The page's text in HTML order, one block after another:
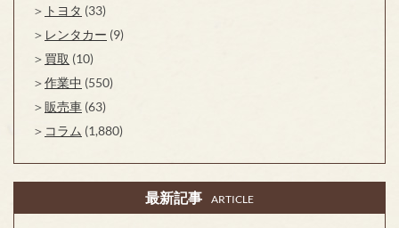
トヨタ (33)
レンタカー (9)
買取 (10)
作業中 (550)
販売車 (63)
コラム (1,880)
最新記事 ARTICLE